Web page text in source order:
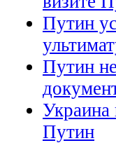
Путин
Путин
Украина
Путин